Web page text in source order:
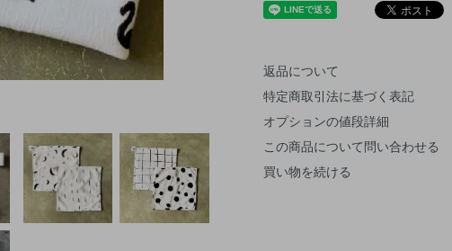
返品について
特定商取引法に基づく表記
オプションの値段詳細
この商品について問い合わせる
買い物を続ける